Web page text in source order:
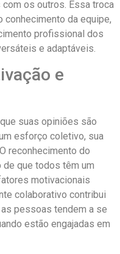
os outros. Essa troca
conhecimento da equipe,
profissional dos
e adaptáveis.
e
suas opiniões são
esforço coletivo, sua
reconhecimento do
que todos têm um
motivacionais
colaborativo contribui
pessoas tendem a se
estão engajadas em